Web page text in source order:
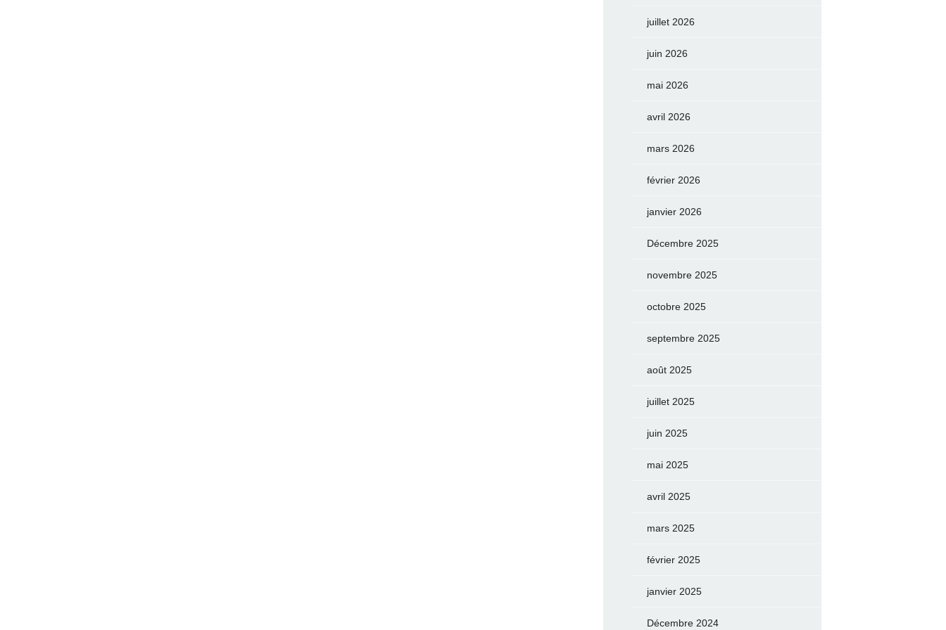
juillet 2026
juin 2026
mai 2026
avril 2026
mars 2026
février 2026
janvier 2026
Décembre 2025
novembre 2025
octobre 2025
septembre 2025
août 2025
juillet 2025
juin 2025
mai 2025
avril 2025
mars 2025
février 2025
janvier 2025
Décembre 2024